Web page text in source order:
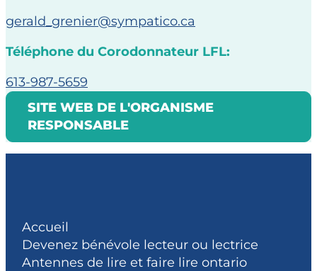
gerald_grenier@sympatico.ca
Téléphone du Corodonnateur LFL:
613-987-5659
SITE WEB DE L'ORGANISME
RESPONSABLE
Accueil
Devenez bénévole lecteur ou lectrice
Antennes de lire et faire lire ontario